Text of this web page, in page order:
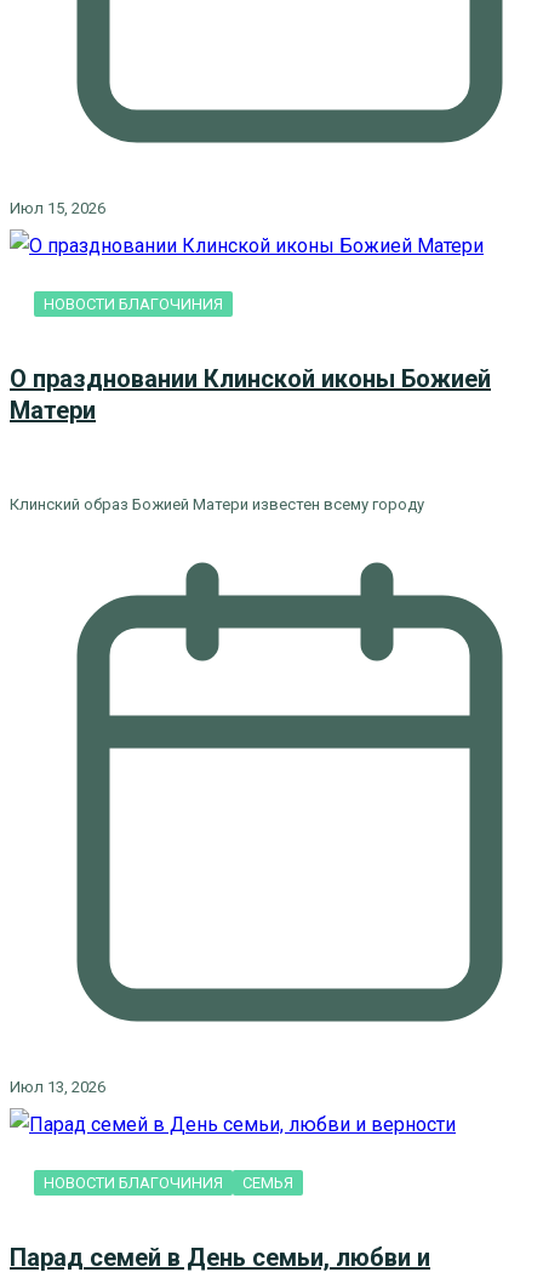
Июл 15, 2026
НОВОСТИ БЛАГОЧИНИЯ
О праздновании Клинской иконы Божией
Матери
Клинский образ Божией Матери известен всему городу
Июл 13, 2026
НОВОСТИ БЛАГОЧИНИЯ СЕМЬЯ
Парад семей в День семьи, любви и